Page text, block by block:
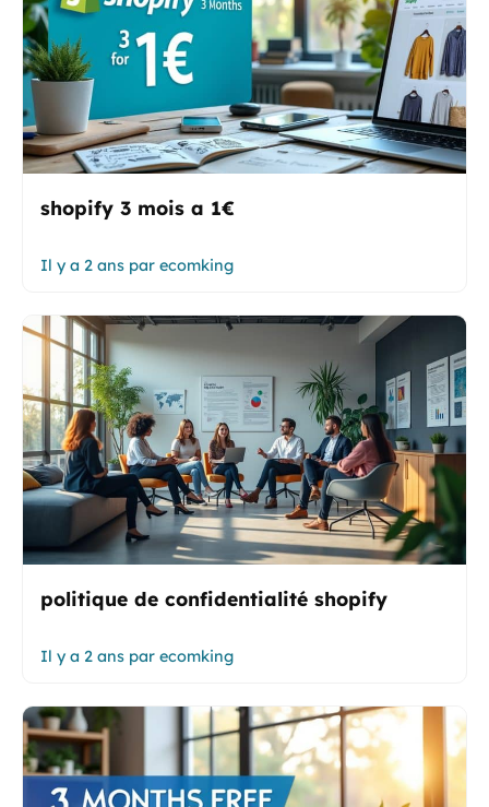
shopify 3 mois a 1€
Il y a 2 ans par ecomking
politique de confidentialité shopify
Il y a 2 ans par ecomking